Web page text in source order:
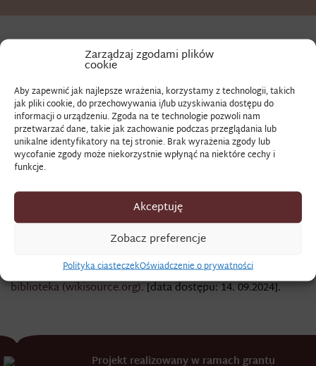
Zarządzaj zgodami plików
cookie
Aby zapewnić jak najlepsze wrażenia, korzystamy z technologii, takich
jak pliki cookie, do przechowywania i/lub uzyskiwania dostępu do
informacji o urządzeniu. Zgoda na te technologie pozwoli nam
przetwarzać dane, takie jak zachowanie podczas przeglądania lub
unikalne identyfikatory na tej stronie. Brak wyrażenia zgody lub
wycofanie zgody może niekorzystnie wpłynąć na niektóre cechy i
funkcje.
Akceptuję
Zobacz preferencje
Polityka ciasteczekOświadczenie o prywatności
JEŁ
zapewne od słowa ił, obecnie oznaczającego rodzaj skały
osadowej, ale w języku staropolskim, mogło oznaczać glinę,
tak jak we fragmencie Biblii Jakuba Wujka odnoszącym się
bliskiego swego: Póydźćie, naczyńmy cegieł y wypalmy ią
ogniem. Y mieli cegłę miasto kamienia, a ił kliowaty miasto
wapna”. Gliną można było utwardzić podłogę boiska
służącego do młócenia zboża.
Zob. szerzej:Biblia Wujka(1923) – Wikiźródła, wolna
biblioteka (wikisource.org). [data dostępu: 14. 09.2024].
Projekt realizowany w ramach grantu